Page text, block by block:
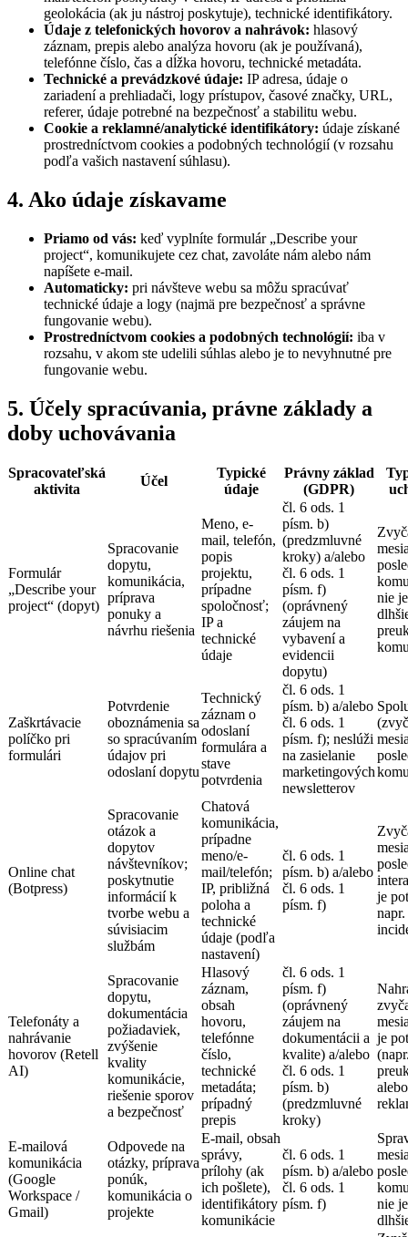
geolokácia (ak ju nástroj poskytuje), technické identifikátory.
Údaje z telefonických hovorov a nahrávok: hlasový
záznam, prepis alebo analýza hovoru (ak je používaná),
telefónne číslo, čas a dĺžka hovoru, technické metadáta.
Technické a prevádzkové údaje: IP adresa, údaje o
zariadení a prehliadači, logy prístupov, časové značky, URL,
referer, údaje potrebné na bezpečnosť a stabilitu webu.
Cookie a reklamné/analytické identifikátory: údaje získané
prostredníctvom cookies a podobných technológií (v rozsahu
podľa vašich nastavení súhlasu).
4. Ako údaje získavame
Priamo od vás: keď vyplníte formulár „Describe your
project“, komunikujete cez chat, zavoláte nám alebo nám
napíšete e-mail.
Automaticky: pri návšteve webu sa môžu spracúvať
technické údaje a logy (najmä pre bezpečnosť a správne
fungovanie webu).
Prostredníctvom cookies a podobných technológií: iba v
rozsahu, v akom ste udelili súhlas alebo je to nevyhnutné pre
fungovanie webu.
5. Účely spracúvania, právne základy a
doby uchovávania
Spracovateľská
aktivita
Účel
Typické
údaje
Právny základ
(GDPR)
Formulár
„Describe your
project“ (dopyt)
Spracovanie
dopytu,
komunikácia,
príprava
ponuky a
návrhu riešenia
Meno, e-
mail, telefón,
popis
projektu,
prípadne
spoločnosť;
IP a
technické
údaje
čl. 6 ods. 1
písm. b)
(predzmluvné
kroky) a/alebo
čl. 6 ods. 1
písm. f)
(oprávnený
záujem na
vybavení a
evidencii
dopytu)
nie
Zaškrtávacie
políčko pri
formulári
Potvrdenie
oboznámenia sa
so spracúvaním
údajov pri
odoslaní dopytu
Technický
záznam o
odoslaní
formulára a
stave
potvrdenia
čl. 6 ods. 1
písm. b) a/alebo
čl. 6 ods. 1
písm. f); neslúži
na zasielanie
marketingových
newsletterov
Online chat
(Botpress)
Spracovanie
otázok a
dopytov
návštevníkov;
poskytnutie
informácií k
tvorbe webu a
súvisiacim
službám
Chatová
komunikácia,
prípadne
meno/e-
mail/telefón;
IP, približná
poloha a
technické
údaje (podľa
nastavení)
čl. 6 ods. 1
písm. b) a/alebo
čl. 6 ods. 1
písm. f)
je
Telefonáty a
nahrávanie
hovorov (Retell
AI)
Spracovanie
dopytu,
dokumentácia
požiadaviek,
zvýšenie
kvality
komunikácie,
riešenie sporov
a bezpečnosť
Hlasový
záznam,
obsah
hovoru,
telefónne
číslo,
technické
metadáta;
prípadný
prepis
čl. 6 ods. 1
písm. f)
(oprávnený
záujem na
dokumentácii a
kvalite) a/alebo
čl. 6 ods. 1
písm. b)
(predzmluvné
kroky)
je
E-mailová
komunikácia
(Google
Workspace /
Gmail)
Odpovede na
otázky, príprava
ponúk,
komunikácia o
projekte
E-mail, obsah
správy,
prílohy (ak
ich pošlete),
identifikátory
komunikácie
čl. 6 ods. 1
písm. b) a/alebo
čl. 6 ods. 1
písm. f)
nie